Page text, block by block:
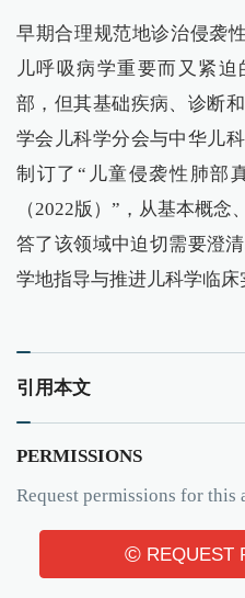
早期合理规范地诊治侵袭
儿呼吸病学重要而又紧
部，但其基础疾病、诊断
学会儿科学分会与中华儿
制订了“儿童侵袭性肺部
（2022版）”，从基本概
答了该领域中迫切需要澄
学地指导与推进儿科学临床
引用本文
PERMISSIONS
Request permissions for this
© REQUEST